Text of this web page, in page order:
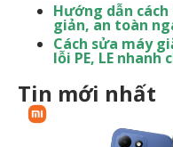
Hướng dẫn
giản, an toàn
Cách sửa máy
lỗi PE, LE nhanh
Tin mới nhất